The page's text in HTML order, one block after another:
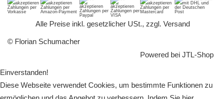
Alle Preise inkl. gesetzlicher USt., zzgl. Versand
© Florian Schumacher
Powered bei JTL-Shop
Einverstanden!
Diese Webseite verwendet Cookies, um bestimmte Funktionen zu